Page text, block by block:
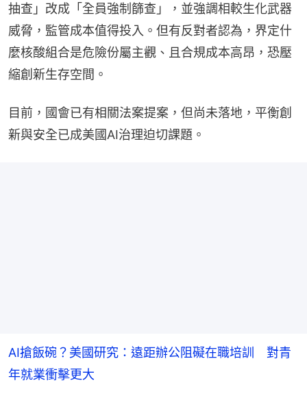
抽查」改成「全員強制篩查」，並強調相較生化武器
威脅，監管成本值得投入。但有反對者認為，界定什
麼核酸組合是危險份屬主觀、且合規成本高昂，恐壓
縮創新生存空間。
目前，國會已有相關法案提案，但尚未落地，平衡創
新與安全已成美國AI治理迫切課題。
AI搶飯碗？美國研究：遠距辦公阻礙在職培訓 對青
年就業衝擊更大